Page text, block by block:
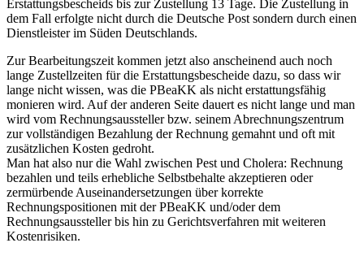
Erstattungsbescheids bis zur Zustellung 13 Tage. Die Zustellung in
dem Fall erfolgte nicht durch die Deutsche Post sondern durch einen
Dienstleister im Süden Deutschlands.
Zur Bearbeitungszeit kommen jetzt also anscheinend auch noch
lange Zustellzeiten für die Erstattungsbescheide dazu, so dass wir
lange nicht wissen, was die PBeaKK als nicht erstattungsfähig
monieren wird. Auf der anderen Seite dauert es nicht lange und man
wird vom Rechnungsaussteller bzw. seinem Abrechnungszentrum
zur vollständigen Bezahlung der Rechnung gemahnt und oft mit
zusätzlichen Kosten gedroht.
Man hat also nur die Wahl zwischen Pest und Cholera: Rechnung
bezahlen und teils erhebliche Selbstbehalte akzeptieren oder
zermürbende Auseinandersetzungen über korrekte
Rechnungspositionen mit der PBeaKK und/oder dem
Rechnungsaussteller bis hin zu Gerichtsverfahren mit weiteren
Kostenrisiken.